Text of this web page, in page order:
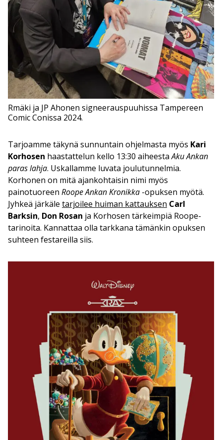
Rmäki ja JP Ahonen signeerauspuuhissa Tampereen
Comic Conissa 2024.
Tarjoamme täkynä sunnuntain ohjelmasta myös Kari
Korhosen haastattelun kello 13:30 aiheestaAku Ankan
paras lahja. Uskallamme luvata joulutunnelmia.
Korhonen on mitä ajankohtaisin nimi myös
painotuoreen Roope Ankan Kronikka -opuksen myötä.
Jyhkeä järkäle tarjoilee huiman kattauksen Carl
Barksin, Don Rosan ja Korhosen tärkeimpiä Roope-
tarinoita. Kannattaa olla tarkkana tämänkin opuksen
suhteen festareilla siis.